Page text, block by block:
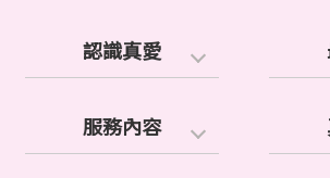
認識真愛
服務內容